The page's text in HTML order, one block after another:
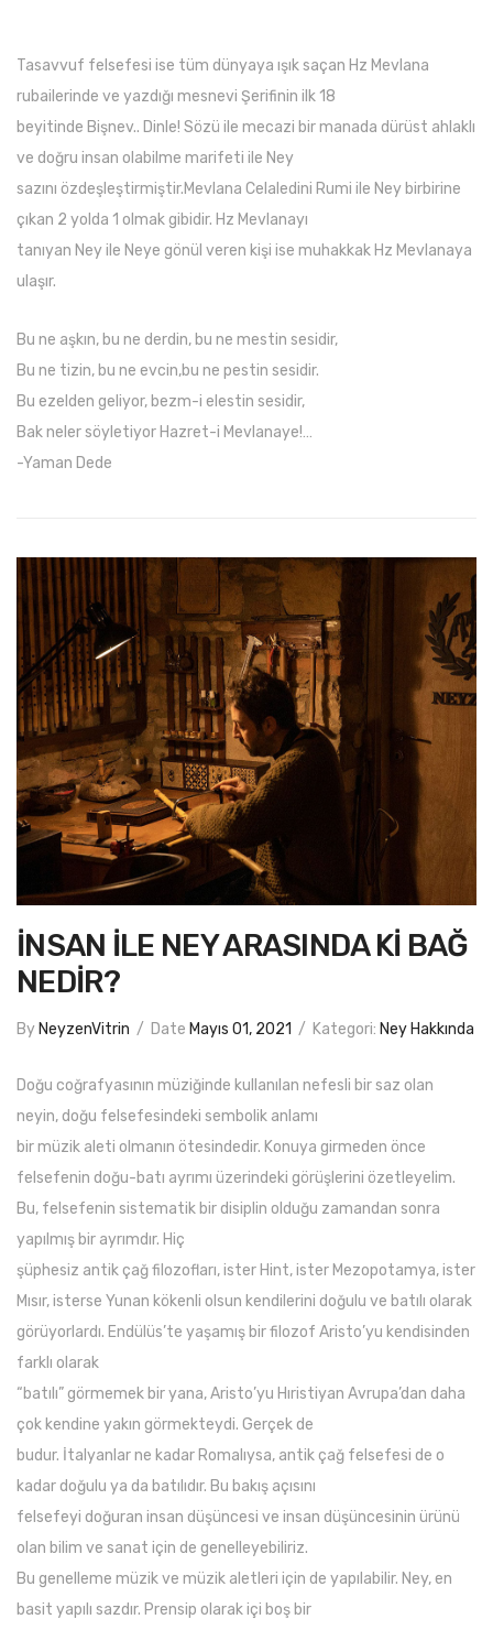
Tasavvuf felsefesi ise tüm dünyaya ışık saçan Hz Mevlana
rubailerinde ve yazdığı mesnevi Şerifinin ilk 18
beyitinde Bişnev.. Dinle! Sözü ile mecazi bir manada dürüst ahlaklı
ve doğru insan olabilme marifeti ile Ney
sazını özdeşleştirmiştir.Mevlana Celaledini Rumi ile Ney birbirine
çıkan 2 yolda 1 olmak gibidir. Hz Mevlanayı
tanıyan Ney ile Neye gönül veren kişi ise muhakkak Hz Mevlanaya
ulaşır.
Bu ne aşkın, bu ne derdin, bu ne mestin sesidir,
Bu ne tizin, bu ne evcin,bu ne pestin sesidir.
Bu ezelden geliyor, bezm-i elestin sesidir,
Bak neler söyletiyor Hazret-i Mevlanaye!…
-Yaman Dede
İNSAN İLE NEY ARASINDA Kİ BAĞ
NEDİR?
By NeyzenVitrin / Date Mayıs 01, 2021 / Kategori: Ney Hakkında
Doğu coğrafyasının müziğinde kullanılan nefesli bir saz olan
neyin, doğu felsefesindeki sembolik anlamı
bir müzik aleti olmanın ötesindedir. Konuya girmeden önce
felsefenin doğu-batı ayrımı üzerindeki görüşlerini özetleyelim.
Bu, felsefenin sistematik bir disiplin olduğu zamandan sonra
yapılmış bir ayrımdır. Hiç
şüphesiz antik çağ filozofları, ister Hint, ister Mezopotamya, ister
Mısır, isterse Yunan kökenli olsun kendilerini doğulu ve batılı olarak
görüyorlardı. Endülüs’te yaşamış bir filozof Aristo’yu kendisinden
farklı olarak
“batılı” görmemek bir yana, Aristo’yu Hıristiyan Avrupa’dan daha
çok kendine yakın görmekteydi. Gerçek de
budur. İtalyanlar ne kadar Romalıysa, antik çağ felsefesi de o
kadar doğulu ya da batılıdır. Bu bakış açısını
felsefeyi doğuran insan düşüncesi ve insan düşüncesinin ürünü
olan bilim ve sanat için de genelleyebiliriz.
Bu genelleme müzik ve müzik aletleri için de yapılabilir. Ney, en
basit yapılı sazdır. Prensip olarak içi boş bir